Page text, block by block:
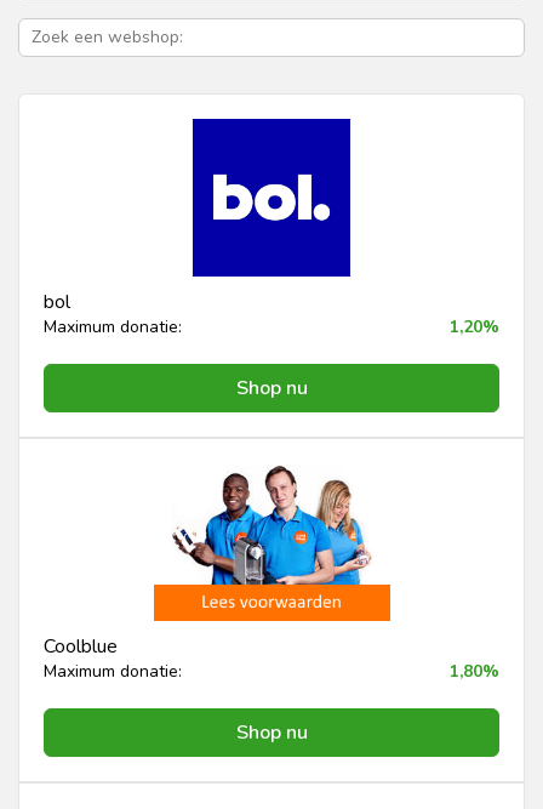
Zorgverzekering
bol
Maximum donatie: 1,20%
Shop nu
Coolblue
Maximum donatie: 1,80%
Shop nu